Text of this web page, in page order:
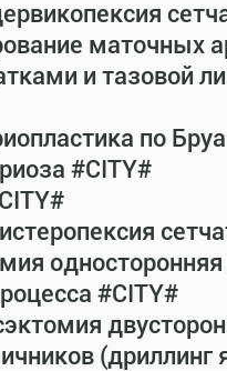
маточных
и тазовой
по
#CITY#
#CITY#